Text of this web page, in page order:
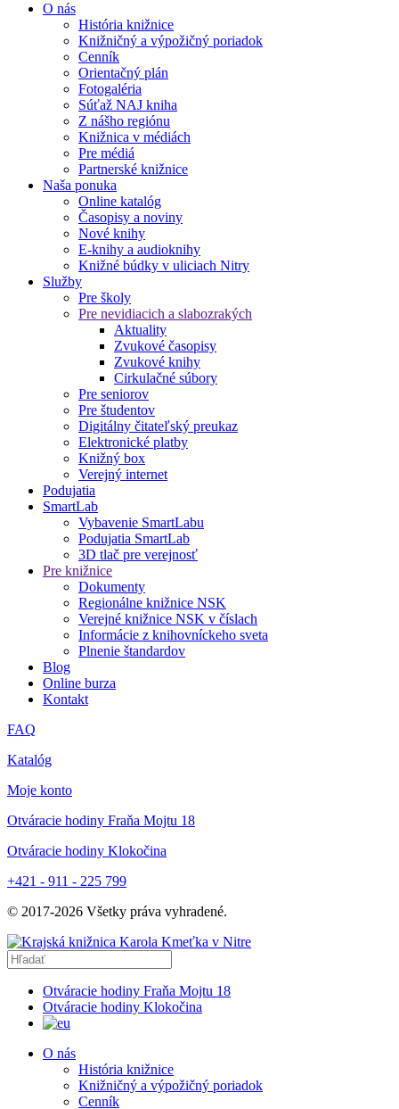
O nás
História knižnice
Knižničný a výpožičný poriadok
Cenník
Orientačný plán
Fotogaléria
Súťaž NAJ kniha
Z nášho regiónu
Knižnica v médiách
Pre médiá
Partnerské knižnice
Naša ponuka
Online katalóg
Časopisy a noviny
Nové knihy
E-knihy a audioknihy
Knižné búdky v uliciach Nitry
Služby
Pre školy
Pre nevidiacich a slabozrakých
Aktuality
Zvukové časopisy
Zvukové knihy
Cirkulačné súbory
Pre seniorov
Pre študentov
Digitálny čitateľský preukaz
Elektronické platby
Knižný box
Verejný internet
Podujatia
SmartLab
Vybavenie SmartLabu
Podujatia SmartLab
3D tlač pre verejnosť
Pre knižnice
Dokumenty
Regionálne knižnice NSK
Verejné knižnice NSK v číslach
Informácie z knihovníckeho sveta
Plnenie štandardov
Blog
Online burza
Kontakt
FAQ
Katalóg
Moje konto
Otváracie hodiny Fraňa Mojtu 18
Otváracie hodiny Klokočina
+421 - 911 - 225 799
© 2017-2026 Všetky práva vyhradené.
Otváracie hodiny Fraňa Mojtu 18
Otváracie hodiny Klokočina
O nás
História knižnice
Knižničný a výpožičný poriadok
Cenník